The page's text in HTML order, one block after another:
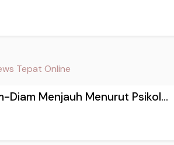
Tepat Online
Diam Menjauh Menurut Psikol...